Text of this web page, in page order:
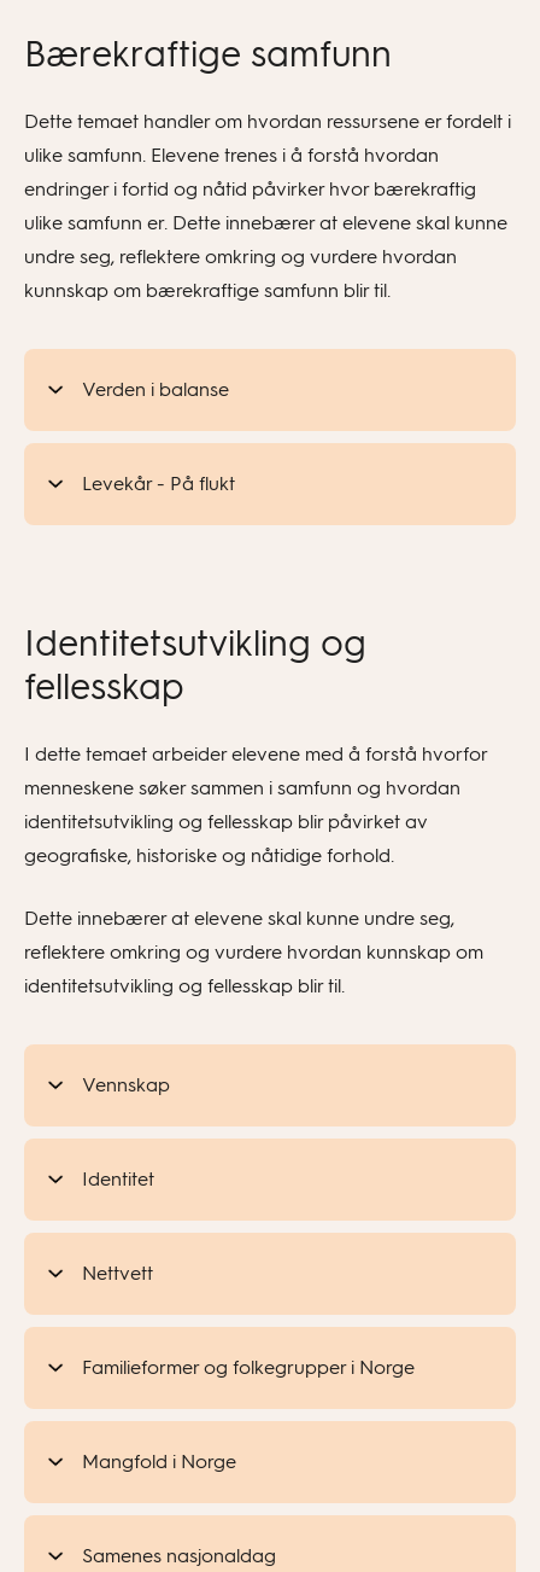
Bærekraftige samfunn
Dette temaet handler om hvordan ressursene er fordelt i
ulike samfunn. Elevene trenes i å forstå hvordan
endringer i fortid og nåtid påvirker hvor bærekraftig
ulike samfunn er. Dette innebærer at elevene skal kunne
undre seg, reflektere omkring og vurdere hvordan
kunnskap om bærekraftige samfunn blir til.
Verden i balanse
Levekår - På flukt
Identitetsutvikling og
fellesskap
I dette temaet arbeider elevene med å forstå hvorfor
menneskene søker sammen i samfunn og hvordan
identitetsutvikling og fellesskap blir påvirket av
geografiske, historiske og nåtidige forhold.
Dette innebærer at elevene skal kunne undre seg,
reflektere omkring og vurdere hvordan kunnskap om
identitetsutvikling og fellesskap blir til.
Vennskap
Identitet
Nettvett
Familieformer og folkegrupper i Norge
Mangfold i Norge
Samenes nasjonaldag